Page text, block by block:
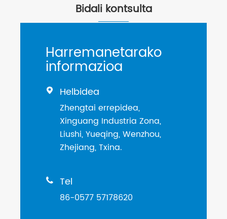
Bidali kontsulta
Harremanetarako
informazioa
 Helbidea
Zhengtai errepidea,
Xinguang Industria Zona,
Liushi, Yueqing, Wenzhou,
Zhejiang, Txina.
 Tel
86-0577 57178620